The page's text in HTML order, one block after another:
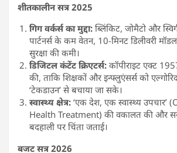
शीतकालीन सत्र 2025
गिग वर्कर्स का मुद्दा: ब्लिंकिट, जोमैटो और
पार्टनर्स के कम वेतन, 10-मिनट डिलीवरी
सुरक्षा की कमी।
डिजिटल कंटेंट क्रिएटर्स: कॉपीराइट एक्ट
की, ताकि शिक्षकों और इन्फ्लुएंसर्स को
‘टेकडाउन’ से बचाया जा सके।
स्वास्थ्य क्षेत्र: ‘एक देश, एक स्वास्थ्य उपचार’
Health Treatment) की वकालत की और
बदहाली पर चिंता जताई।
बजट सत्र 2026